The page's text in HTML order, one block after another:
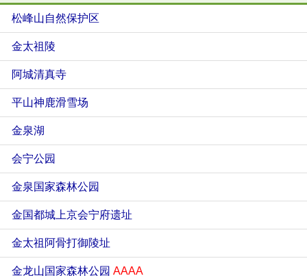
松峰山自然保护区
金太祖陵
阿城清真寺
平山神鹿滑雪场
金泉湖
会宁公园
金泉国家森林公园
金国都城上京会宁府遗址
金太祖阿骨打御陵址
金龙山国家森林公园 AAAA